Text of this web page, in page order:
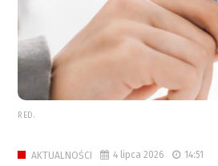
RED.
AKTUALNOŚCI 4 lipca 2026 14:51